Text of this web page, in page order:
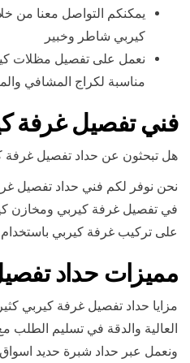
يمكنكم التواصل معنا من
كيربي شاطر وخبير
نعمل على تفصيل مظلات
مناسبة لكراج المشافي
فني تفصيل غرفة
هل تبحثون عن حداد تفصيل غرفة
نحن نوفر لكم فني حداد تفصيل
في تفصيل غرفة كيربي ومخازن
على تركيب غرفة كيربي
مميزات حداد
مزايا حداد تفصيل غرفة كيربي
العالية والدقة في تسليم الطلب
ونعمل عبر حداد شبرة حديد